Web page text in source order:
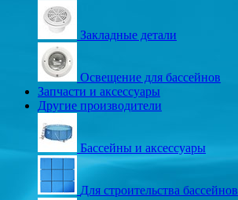
Закладные детали
Освещение для бассейнов
Запчасти и аксессуары
Другие производители
Бассейны и аксессуары
Для строительства бассейнов